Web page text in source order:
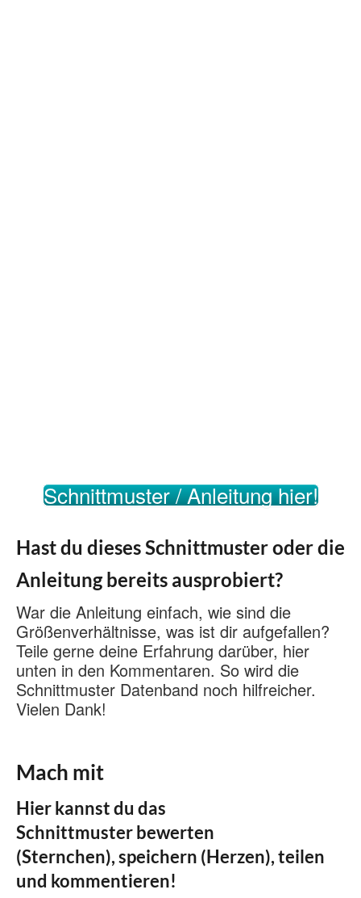
Schnittmuster / Anleitung hier!
Hast du dieses Schnittmuster oder die
Anleitung bereits ausprobiert?
War die Anleitung einfach, wie sind die
Größenverhältnisse, was ist dir aufgefallen?
Teile gerne deine Erfahrung darüber, hier
unten in den Kommentaren. So wird die
Schnittmuster Datenband noch hilfreicher.
Vielen Dank!
Mach mit
Hier kannst du das
Schnittmuster bewerten
(Sternchen), speichern (Herzen), teilen
und kommentieren!